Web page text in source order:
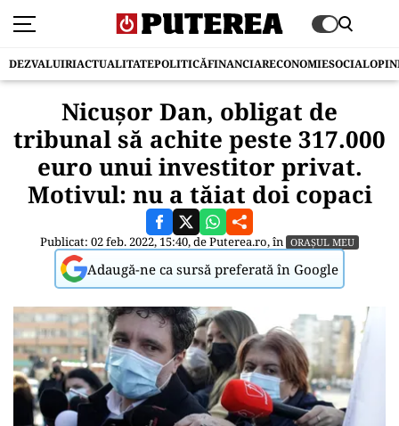
DEZVALUIRIACTUALITATEPOLITICĂFINANCIARECONOMIESOCIAL
Nicușor Dan, obligat de
tribunal să achite peste 317.000
euro unui investitor privat.
Motivul: nu a tăiat doi copaci
Publicat: 02 feb. 2022, 15:40, dePuterea.ro, în ORAȘUL MEU
Adaugă-ne ca sursă preferată în Google